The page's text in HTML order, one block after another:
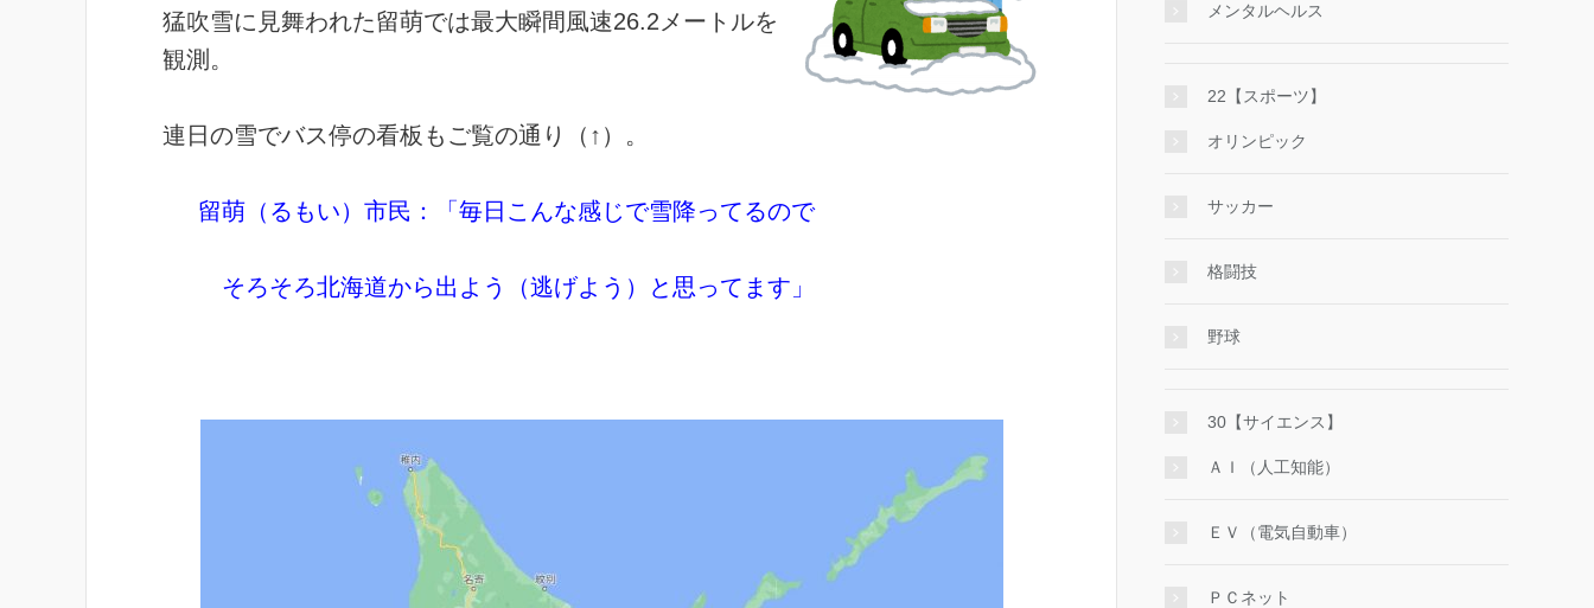
猛吹雪に見舞われた留萌では最大瞬間風速26.2メートルを
観測。
連日の雪でバス停の看板もご覧の通り（↑）。
留萌（るもい）市民：「毎日こんな感じで雪降ってるので
そろそろ北海道から出よう（逃げよう）と思ってます」
メンタルヘルス
22【スポーツ】
オリンピック
サッカー
格闘技
野球
30【サイエンス】
ＡＩ（人工知能）
ＥＶ（電気自動車）
ＰＣネット